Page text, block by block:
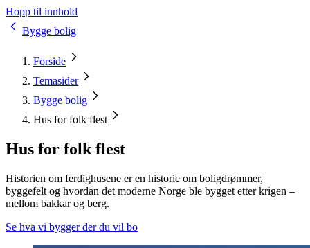
Hopp til innhold
Bygge bolig
Forside
Temasider
Bygge bolig
Hus for folk flest
Hus for folk flest
Historien om ferdighusene er en historie om boligdrømmer,
byggefelt og hvordan det moderne Norge ble bygget etter krigen –
mellom bakkar og berg.
Se hva vi bygger der du vil bo